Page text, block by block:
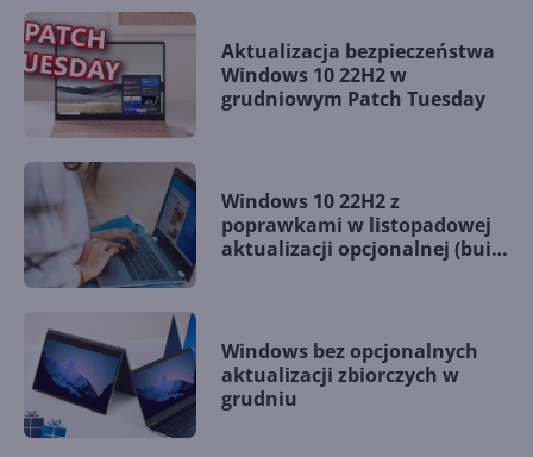
Aktualizacja bezpieczeństwa
Windows 10 22H2 w
grudniowym Patch Tuesday
Windows 10 22H2 z
poprawkami w listopadowej
aktualizacji opcjonalnej (build
Windows bez opcjonalnych
aktualizacji zbiorczych w
grudniu